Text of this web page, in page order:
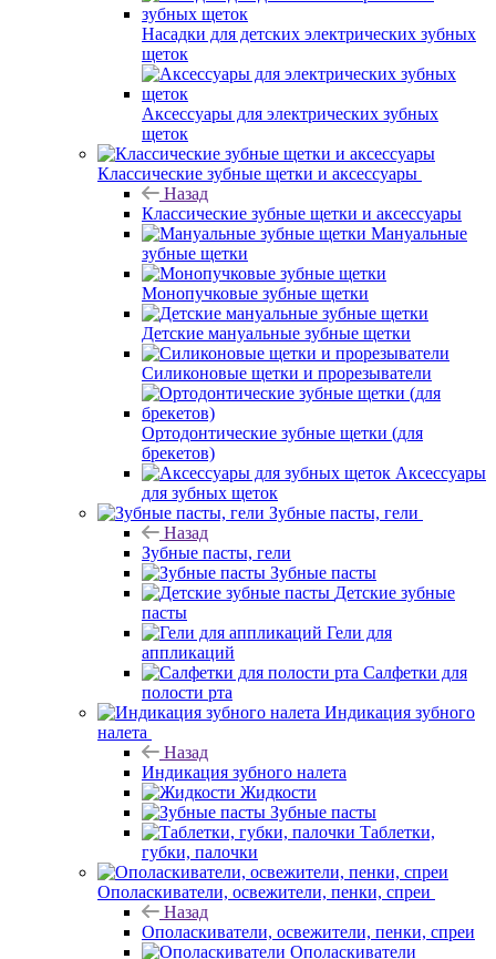
Насадки для детских электрических зубных
щеток
Аксессуары для электрических зубных
щеток
Классические зубные щетки и аксессуары
Назад
Классические зубные щетки и аксессуары
Мануальные
зубные щетки
Монопучковые зубные щетки
Детские мануальные зубные щетки
Силиконовые щетки и прорезыватели
Ортодонтические зубные щетки (для
брекетов)
Аксессуары
для зубных щеток
Зубные пасты, гели
Назад
Зубные пасты, гели
Зубные пасты
Детские зубные
пасты
Гели для
аппликаций
Салфетки для
полости рта
Индикация зубного
налета
Назад
Индикация зубного налета
Жидкости
Зубные пасты
Таблетки,
губки, палочки
Ополаскиватели, освежители, пенки, спреи
Назад
Ополаскиватели, освежители, пенки, спреи
Ополаскиватели